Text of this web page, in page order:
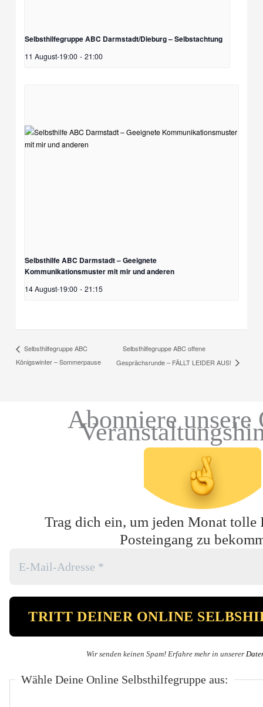
Selbsthilfegruppe ABC Darmstadt/Dieburg – Selbstachtung
11 August-19:00 - 21:00
Selbsthilfe ABC Darmstadt – Geeignete
Kommunikationsmuster mit mir und anderen
14 August-19:00 - 21:15
Selbsthilfegruppe ABC
Königswinter – Sommerpause
Selbsthilfegruppe ABC offene
Gesprächsrunde – FÄLLT LEIDER AUS!
Abonniere unsere
Trag dich ein, um jeden Monat tolle
Posteingang zu
Wir senden keinen Spam! Erfahre mehr in unserer
Wähle Deine Online Selbsthilfegruppe aus: